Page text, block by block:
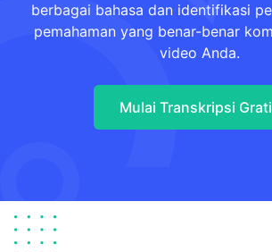
berbagai bahasa dan identifikasi
pemahaman yang benar-benar
video Anda.
Mulai Transkripsi